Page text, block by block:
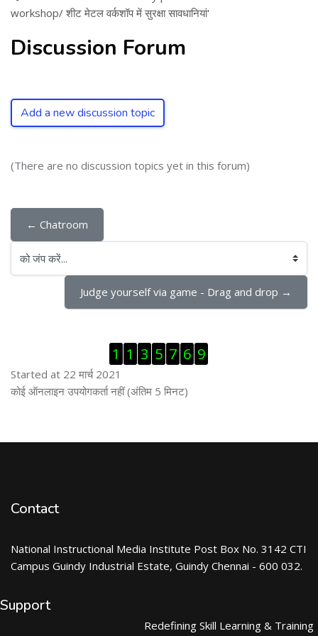
workshop/ शीट मेटल वर्कशॉप में सुरक्षा सावधानियां'
Discussion Forum
Add a new discussion topic
(There are no discussion topics yet in this forum)
← Chatroom
को जंप करें...
Judge yourself via game - Drag and drop →
1 1 3 5 7 6 9
Started at 22 मार्च 2021
ब्लॉक से हट जायें
कोई ऑनलाइन उपयोगकर्ता नहीं (अंतिम 5 मिनट)
Contact
National Instructional Media Institute Post Box No. 3142 CTI
Campus Guindy Industrial Estate, Guindy Chennai - 600 032.
Support
Redefining Skill Learning & Training